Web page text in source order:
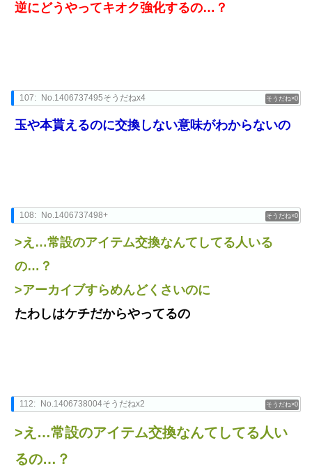
逆にどうやってキオク強化するの…？
0
107: No.1406737495そうだねx4
玉や本貰えるのに交換しない意味がわからないの
0
108: No.1406737498+
>え…常設のアイテム交換なんてしてる人いる
の…？
>アーカイブすらめんどくさいのに
たわしはケチだからやってるの
0
112: No.1406738004そうだねx2
>え…常設のアイテム交換なんてしてる人い
るの…？